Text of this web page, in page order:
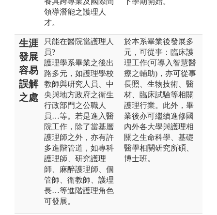
領導潛能之護理人
才。
生涯
發展
容易
誤解
之處
只能在醫院當護理人
員?
護理學系畢業之後出
路多元，如護理學校
教師與研究人員、中
央與地方政府之衛生
行政部門之公職人
員…等。若是進入醫
院工作，除了當基層
護理師之外，亦有許
多進階管道，如專科
護理師、研究護理
師、麻醉護理師、個
管師、衛教師、護理
長…等進階護理角色
可發展。
於本系畢業後發展多
元，可從事：臨床護
理工作(可導入智慧醫
療之輔助)，亦可從事
長照、生物技術、醫
材、臨床試驗等相關
護理行業。此外，畢
業後亦可繼續進修國
內外各大學與護理相
關之生命科學、基礎
醫學相關研究所碩、
博士班。